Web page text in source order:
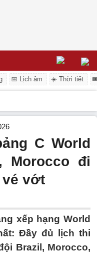
📅 Lịch âm ☀️ Thời tiết
C World
Morocco đi
vớt
xếp hạng World
Đầy đủ lịch thi
Brazil, Morocco,